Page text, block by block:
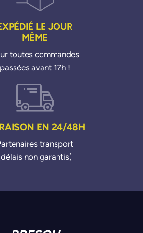
LE JOUR
MÊME
toutes commandes
passées avant 17h !
EN 24/48H
transport
non garantis)